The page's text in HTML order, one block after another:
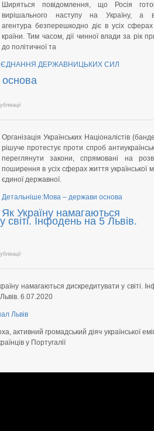
Ширяться повідомлення, що Росія
вирішального наступу на Україну, а
агентура безперешкодно діє в усіх
країни. Тим часом, дії чинної влади за рік
до політичної та
ЄДНАННЯ ДЕРЖАВНИЦЬКИХ СИЛ
Організація Українських Націоналістів
рішуче протестує проти спроб
переглянути закони, спрямовані на
поширення в усіх сферах життя української
єдиної державної.
Детальніше:Мова – держави основа
Як Україну намагаються
світі. Інфодень на 5 Львів.
намагаються дискредитувати у світі.
6.07.2020
Львів
активний громадський діяч української
у Португалії